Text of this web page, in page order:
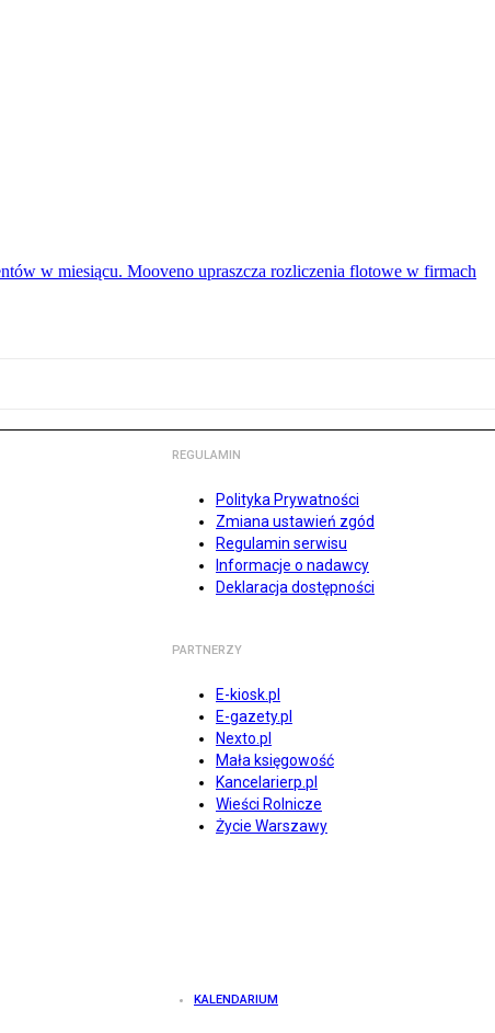
w miesiącu. Mooveno upraszcza rozliczenia flotowe w firmach
REGULAMIN
Polityka Prywatności
Zmiana ustawień zgód
Regulamin serwisu
Informacje o nadawcy
Deklaracja dostępności
PARTNERZY
E-kiosk.pl
E-gazety.pl
Nexto.pl
Mała księgowość
Kancelarierp.pl
Wieści Rolnicze
Życie Warszawy
KALENDARIUM